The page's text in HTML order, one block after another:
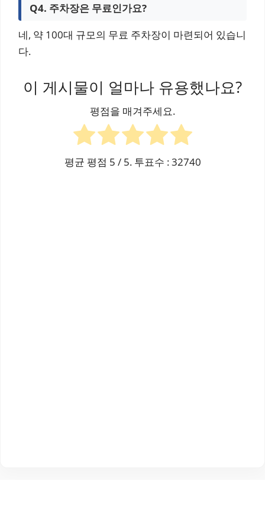
Q4. 주차장은 무료인가요?
네, 약 100대 규모의 무료 주차장이 마련되어 있습니
다.
이 게시물이 얼마나 유용했나요?
평점을 매겨주세요.
평균 평점 5 / 5. 투표수 :32740